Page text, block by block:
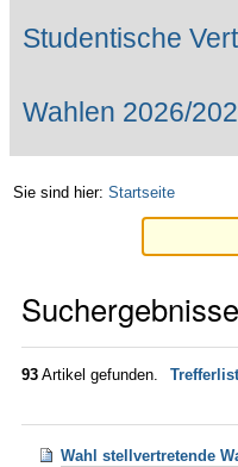
Studentische
Wahlen 2026/
Sie sind hier: Startseite
Suchergebnisse
93 Artikel gefunden.
Wahl stellvertretende